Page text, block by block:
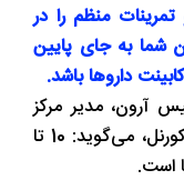
منظم را در
شما به جای پایین
داروها باشد.
آرون، مدیر مرکز
کنترل وزن جامع در کالج پزشکی ویل کورنل، می‌گوید: 10 تا